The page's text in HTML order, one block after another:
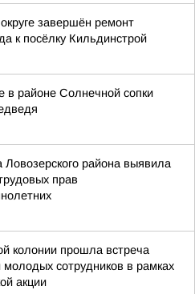
завершён ремонт
к посёлку Кильдинстрой
в районе Солнечной сопки
Ловозерского района выявила
прав
колонии прошла встреча
молодых сотрудников в рамках
акции